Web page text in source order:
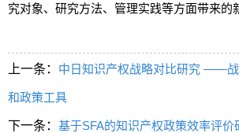
究对象、研究方法、管理实践等方面带来的
上一条： 中日知识产权战略对比研究 ——
和政策工具
下一条：基于SFA的知识产权政策效率评价